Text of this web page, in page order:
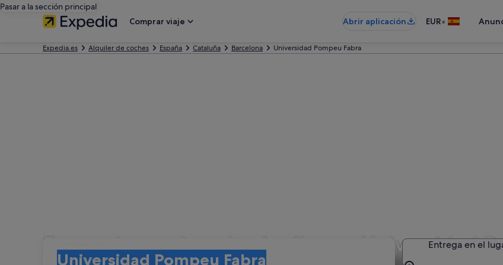
Pasar a la sección principal
Comprar viaje
Abrir aplicación EUR•
Expedia.es Alquiler de coches España Cataluña Barcelona Universidad Pompeu Fabra
Encuentra coches de alquiler en Universidad
Universidad Pompeu Fabra
Entrega en el